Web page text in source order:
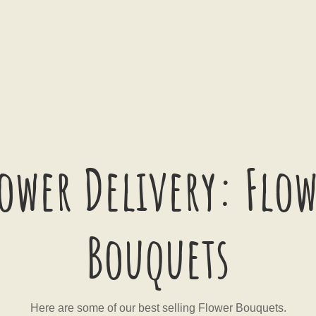
Delivery:
Bouquets
Here are some of our best selling Flower Bouquets.